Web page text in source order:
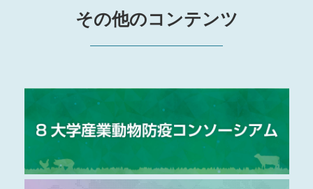
その他のコンテンツ